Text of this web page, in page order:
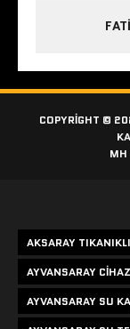
COPYRIGHT ©
MH
AKSARAY
AYVANSARAY
AYVANSARAY SU